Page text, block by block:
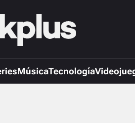
MúsicaTecnología